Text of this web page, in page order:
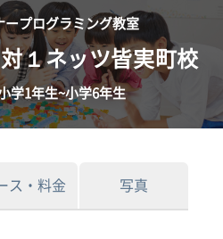
ープログラミング教室
１ネッツ皆実町校
学1年生~小学6年生
ス・料金 写真